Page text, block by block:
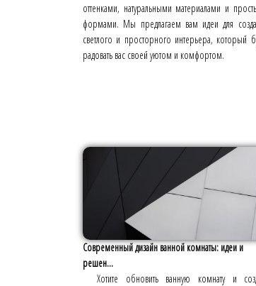
оттенками, натуральными материалами и
формами. Мы предлагаем вам идеи для
светлого и просторного интерьера, который
радовать вас своей уютом и комфортом.
Современный дизайн ванной комнаты: идеи и
решен...
Хотите обновить ванную комнату и